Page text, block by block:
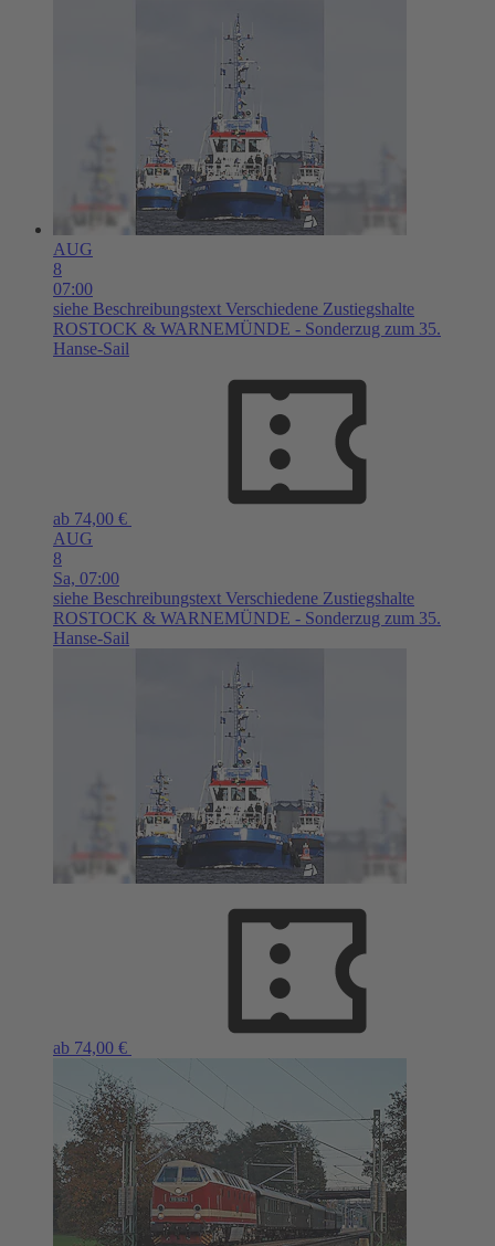
AUG
8
07:00
siehe Beschreibungstext Verschiedene Zustiegshalte
ROSTOCK & WARNEMÜNDE - Sonderzug zum 35.
Hanse-Sail
ab 74,00 €
AUG
8
Sa, 07:00
siehe Beschreibungstext Verschiedene Zustiegshalte
ROSTOCK & WARNEMÜNDE - Sonderzug zum 35.
Hanse-Sail
ab 74,00 €